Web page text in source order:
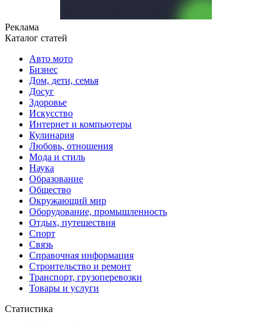
Реклама
Каталог статей
Авто мото
Бизнес
Дом, дети, семья
Досуг
Здоровье
Искусство
Интернет и компьютеры
Кулинария
Любовь, отношения
Мода и стиль
Наука
Образование
Общество
Окружающий мир
Оборудование, промышленность
Отдых, путешествия
Спорт
Связь
Справочная информация
Строительство и ремонт
Транспорт, грузоперевозки
Товары и услуги
Статистика